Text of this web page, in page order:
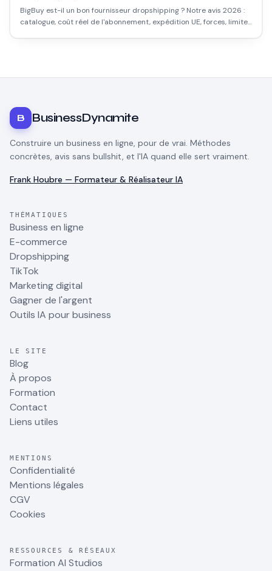
BigBuy est-il un bon fournisseur dropshipping ? Notre avis 2026 :
catalogue, coût réel de l'abonnement, expédition UE, forces, limites
B BusinessDynamite
Construire un business en ligne, pour de vrai. Méthodes
concrètes, avis sans bullshit, et l'IA quand elle sert vraiment.
Frank Houbre — Formateur & Réalisateur IA
THÉMATIQUES
Business en ligne
E-commerce
Dropshipping
TikTok
Marketing digital
Gagner de l'argent
Outils IA pour business
LE SITE
Blog
À propos
Formation
Contact
Liens utiles
MENTIONS
Confidentialité
Mentions légales
CGV
Cookies
RESSOURCES & RÉSEAUX
Formation AI Studios